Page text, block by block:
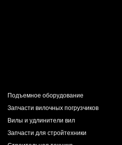
Подъемное оборудование
Запчасти вилочных погрузчиков
Вилы и удлинители вил
Запчасти для стройтехники